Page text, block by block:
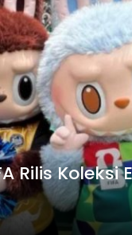
Rilis Koleksi